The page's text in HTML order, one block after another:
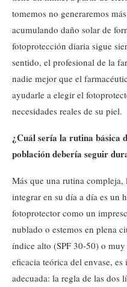
tomemos no generaremos
acumulando daño solar de
fotoprotección diaria sigue
sentido, el profesional de la
nadie mejor que el
ayudarle a elegir el
necesidades reales de su piel.
¿Cuál sería la rutina básica
población debería seguir
Más que una rutina
integrar en su día a día es un
fotoprotector como un
nublado o estemos en plena
índice alto (SPF 30-50) o
eficacia teórica del envase,
adecuada: la regla de las dos